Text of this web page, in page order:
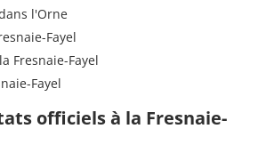
l'Orne
Fayel
Fresnaie-Fayel
Fayel
officiels à la Fresnaie-